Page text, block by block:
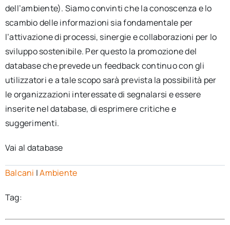
dell’ambiente). Siamo convinti che la conoscenza e lo
scambio delle informazioni sia fondamentale per
l’attivazione di processi, sinergie e collaborazioni per lo
sviluppo sostenibile. Per questo la promozione del
database che prevede un feedback continuo con gli
utilizzatori e a tale scopo sarà prevista la possibilità per
le organizzazioni interessate di segnalarsi e essere
inserite nel database, di esprimere critiche e
suggerimenti.
Vai al database
Balcani |Ambiente
Tag: